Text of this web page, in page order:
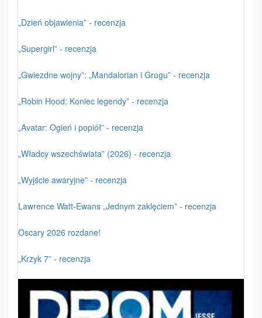
„Dzień objawienia” - recenzja
„Supergirl” - recenzja
„Gwiezdne wojny”: „Mandalorian i Grogu” - recenzja
„Robin Hood: Koniec legendy” - recenzja
„Avatar: Ogień i popiół” - recenzja
„Władcy wszechświata” (2026) - recenzja
„Wyjście awaryjne” - recenzja
Lawrence Watt-Ewans „Jednym zaklęciem” - recenzja
Oscary 2026 rozdane!
„Krzyk 7” - recenzja